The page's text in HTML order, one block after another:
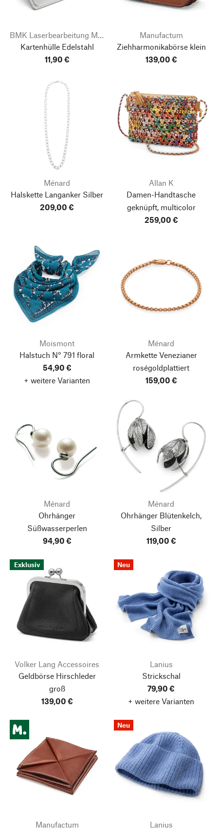
BMK Laserbearbeitung Markus Karst
Kartenhülle Edelstahl
11,90 €
Manufactum
Ziehharmonikabörse klein
139,00 €
Ménard
Halskette Langanker Silber
209,00 €
Allan K
Damen-Handtasche
geknüpft, multicolor
259,00 €
Moismont
Halstuch N° 791 floral
54,90 €
+ weitere Varianten
Ménard
Armkette Venezianer
roségoldplattiert
159,00 €
Ménard
Ohrhänger
Süßwasserperlen
94,90 €
Ménard
Ohrhänger Blütenkelch,
Silber
119,00 €
Exklusiv
Volker Lang Accessoires
Geldbörse Hirschleder
groß
139,00 €
Neu
Lanius
Strickschal
79,90 €
+ weitere Varianten
Manufactum
Neu
Lanius